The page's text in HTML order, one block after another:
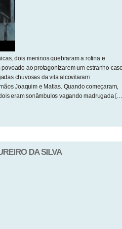
dois meninos quebraram a rotina e
ao protagonizarem um estranho
chuvosas da vila alcovitaram
Joaquim e Matias. Quando começaram,
eram sonâmbulos vagando madrugada
DA SILVA